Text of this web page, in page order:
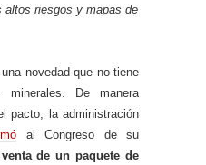
altos riesgos y mapas de
novedad que no tiene
De manera
pacto, la administración
al Congreso de su
de un paquete de